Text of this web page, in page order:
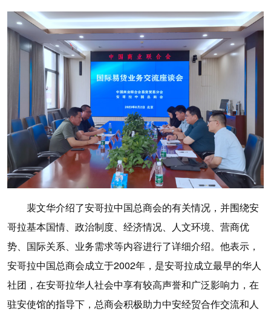
裴文华介绍了安哥拉中国总商会的有关情况，并围绕安
哥拉基本国情、政治制度、经济情况、人文环境、营商优
势、国际关系、业务需求等内容进行了详细介绍。他表示，
安哥拉中国总商会成立于2002年，是安哥拉成立最早的华人
社团，在安哥拉华人社会中享有较高声誉和广泛影响力，在
驻安使馆的指导下，总商会积极助力中安经贸合作交流和人